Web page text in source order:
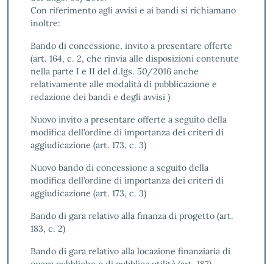
Con riferimento agli avvisi e ai bandi si richiamano
inoltre:
Bando di concessione, invito a presentare offerte
(art. 164, c. 2, che rinvia alle disposizioni contenute
nella parte I e II del d.lgs. 50/2016 anche
relativamente alle modalità di pubblicazione e
redazione dei bandi e degli avvisi )
Nuovo invito a presentare offerte a seguito della
modifica dell’ordine di importanza dei criteri di
aggiudicazione (art. 173, c. 3)
Nuovo bando di concessione a seguito della
modifica dell’ordine di importanza dei criteri di
aggiudicazione (art. 173, c. 3)
Bando di gara relativo alla finanza di progetto (art.
183, c. 2)
Bando di gara relativo alla locazione finanziaria di